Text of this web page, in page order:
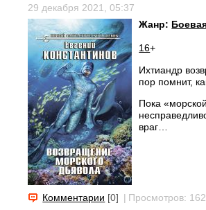
29 декабря 2021, 05:37
Жанр:
16+
Ихтиандр
пор помнит,
Пока
враг…
Комментарии [0] | Просмотров: